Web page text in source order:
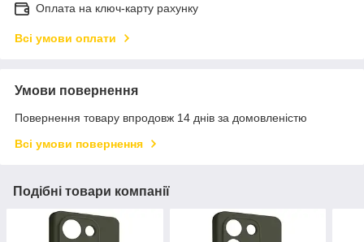
Оплата на ключ-карту рахунку
Всі умови оплати
Умови повернення
Повернення товару впродовж 14 днів за домовленістю
Всі умови повернення
Подібні товари компанії